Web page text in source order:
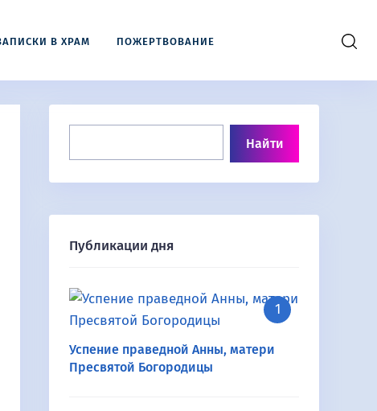
В ХРАМ ПОЖЕРТВОВАНИЕ
Публикации дня
Успение праведной Анны, матери
Пресвятой Богородицы